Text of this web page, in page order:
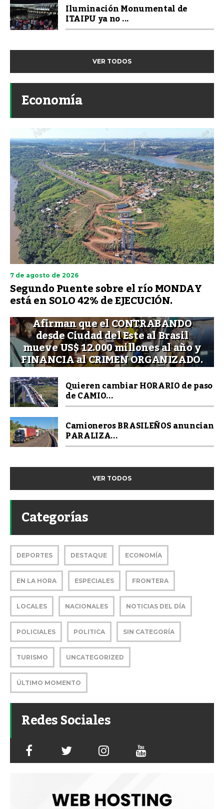
Iluminación Monumental de
ITAIPU ya no ...
VER TODOS
Economía
7 de agosto de 2026
Segundo Puente sobre el río MONDAY
está en SOLO 42% de EJECUCIÓN.
Afirman que el CONTRABANDO
desde Ciudad del Este al Brasil
mueve US$ 12.000 millones al año y
FINANCIA al CRIMEN ORGANIZADO.
Quieren cambiar HORARIO de paso
de CAMIO...
Camioneros BRASILEÑOS anuncian
PARALIZA...
VER TODOS
Categorías
DEPORTES DESTAQUE ECONOMÍA
EN LA HORA ESPECIALES FRONTERA
LOCALES NACIONALES NOTICIAS DEL DÍA
POLICIALES POLITICA SIN CATEGORÍA
TURISMO UNCATEGORIZED
ÚLTIMO MOMENTO
Redes Sociales